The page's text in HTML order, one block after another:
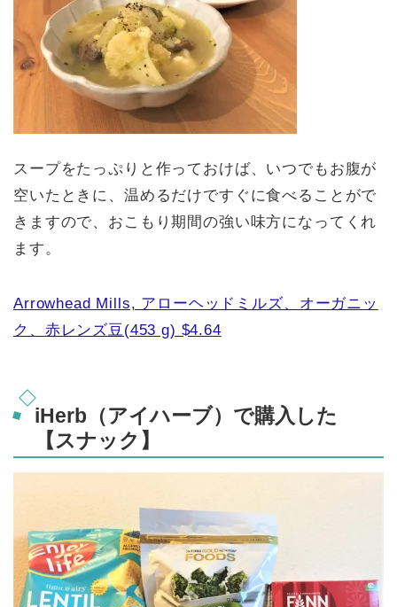
スープをたっぷりと作っておけば、いつでもお腹が
空いたときに、温めるだけですぐに食べることがで
きますので、おこもり期間の強い味方になってくれ
ます。
Arrowhead Mills, アローヘッドミルズ、オーガニッ
ク、赤レンズ豆(453 g) $4.64
iHerb（アイハーブ）で購入した
【スナック】